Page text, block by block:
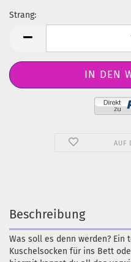
Strang:
AUF
Beschreibung
Was soll es denn werden? Ein
Kuschelsocken für ins Bett